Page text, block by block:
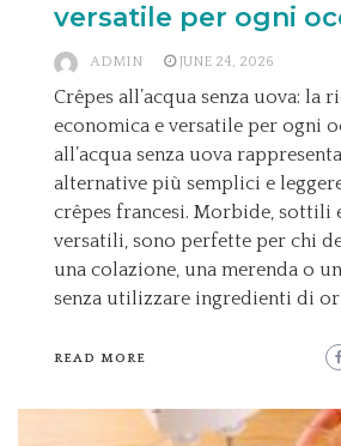
versatile per ogni
ADMIN JUNE 24, 2026
Crêpes all’acqua senza uova: la
economica e versatile per ogni
all’acqua senza uova
alternative più semplici e
crêpes francesi. Morbide, sottili
versatili, sono perfette per chi
una colazione, una merenda o
senza utilizzare ingredienti di
READ MORE